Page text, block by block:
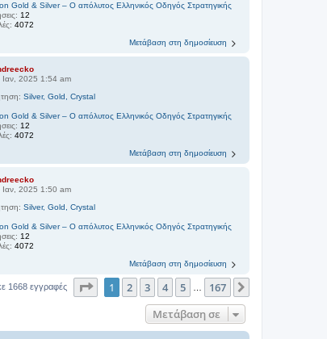
Gold & Silver – Ο απόλυτος Ελληνικός Οδηγός Στρατηγικής
12
4072
Μετάβαση στη δημοσίευση
2025 1:54 am
Silver, Gold, Crystal
Gold & Silver – Ο απόλυτος Ελληνικός Οδηγός Στρατηγικής
12
4072
Μετάβαση στη δημοσίευση
2025 1:50 am
Silver, Gold, Crystal
Gold & Silver – Ο απόλυτος Ελληνικός Οδηγός Στρατηγικής
12
4072
Μετάβαση στη δημοσίευση
1668 εγγραφές Σελίδα1 από 167
1 2 3 4 5 167
Μετάβαση σε